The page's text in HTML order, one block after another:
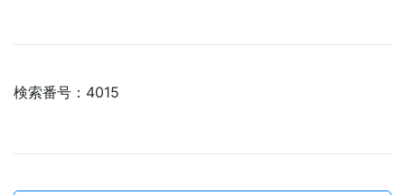
検索番号：4015